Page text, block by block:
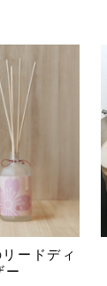
ードディ
ー